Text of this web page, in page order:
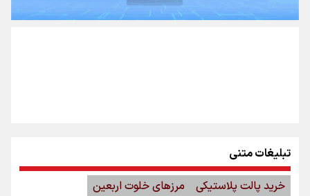
تبلیغات متنی
خرید پالت پلاستیکی
مرزهای خلوت اربعین